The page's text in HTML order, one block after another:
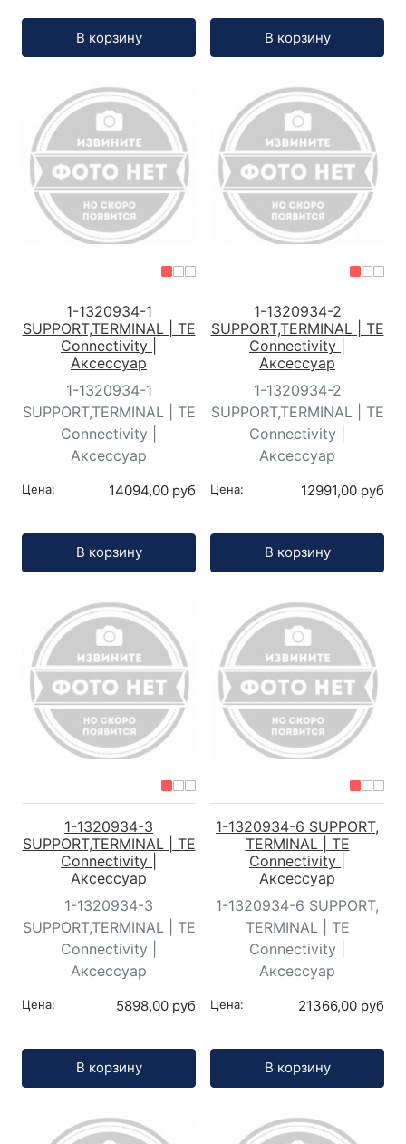
В корзину В корзину
1-1320934-1
SUPPORT,TERMINAL | TE
Connectivity |
Аксессуар
1-1320934-1
SUPPORT,TERMINAL | TE
Connectivity |
Аксессуар
Цена: 14094,00 руб
В корзину
1-1320934-2
SUPPORT,TERMINAL | TE
Connectivity |
Аксессуар
1-1320934-2
SUPPORT,TERMINAL | TE
Connectivity |
Аксессуар
Цена: 12991,00 руб
В корзину
1-1320934-3
SUPPORT,TERMINAL | TE
Connectivity |
Аксессуар
1-1320934-3
SUPPORT,TERMINAL | TE
Connectivity |
Аксессуар
Цена: 5898,00 руб
В корзину
1-1320934-6 SUPPORT,
TERMINAL | TE
Connectivity |
Аксессуар
1-1320934-6 SUPPORT,
TERMINAL | TE
Connectivity |
Аксессуар
Цена: 21366,00 руб
В корзину